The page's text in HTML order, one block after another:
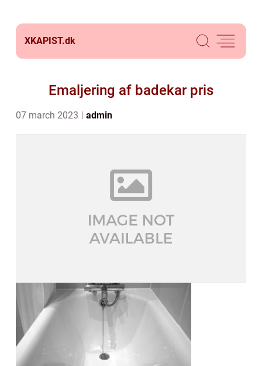
XKAPIST.dk
Emaljering af badekar pris
07 march 2023 admin